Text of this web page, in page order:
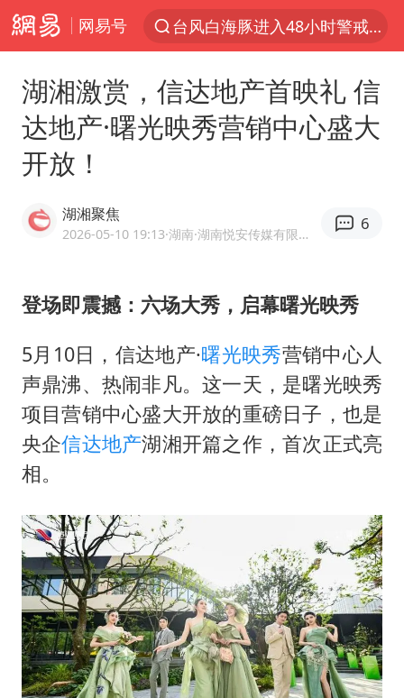
网易号
以“新”破局 首发经济点亮城市消费活力
中方回应是否在太平洋海底开采稀土
宇树科技发行价格150.80元/股
五粮液渠道价一箱上涨近百元
U17国足1分钟轰2球
法国将禁止“未经同意的电话营销”
80后女柜员逆袭成4200亿银行副行长
27岁女子成组织卖淫集团主犯被通缉
贵州轮胎子公司获美国退税8136万
东方甄选被判赔偿江小白30万元
奋进开新局 实干挑大梁
湖湘激赏，信达地产首映礼 信
达地产·曙光映秀营销中心盛大
开放！
湖湘聚焦
2026-05-10 19:13·湖南 ·湖南悦安传媒有限公司官方企业号
6
登场即震撼：六场大秀，启幕曙光映秀
5月10日，信达地产·曙光映秀营销中心人
声鼎沸、热闹非凡。这一天，是曙光映秀
项目营销中心盛大开放的重磅日子，也是
央企信达地产湖湘开篇之作，首次正式亮
相。